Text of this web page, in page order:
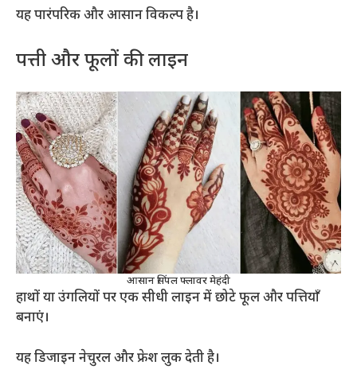
यह पारंपरिक और आसान विकल्प है।
पत्ती और फूलों की लाइन
आसान सिंपल फ्लावर मेहंदी
हाथों या उंगलियों पर एक सीधी लाइन में छोटे फूल और पत्तियाँ
बनाएं।
यह डिजाइन नेचुरल और फ्रेश लुक देती है।